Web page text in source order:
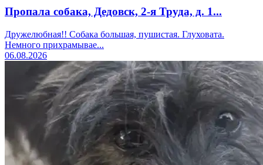
Пропала собака, Дедовск, 2-я Труда, д. 1...
Дружелюбная!! Собака большая, пушистая. Глуховата.
Немного прихрамывае...
06.08.2026